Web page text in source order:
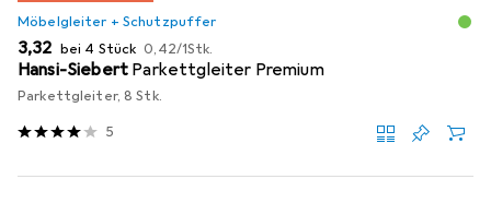
Möbelgleiter + Schutzpuffer
EUR
3,32 bei 4 Stück EUR
0,42/1Stk.
Hansi-Siebert Parkettgleiter Premium
Parkettgleiter, 8 Stk.
5